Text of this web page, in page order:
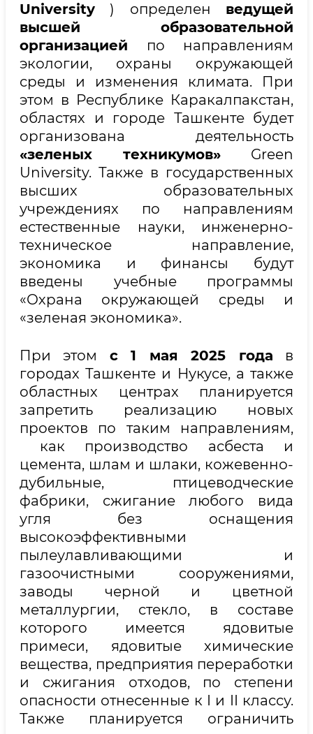
University ) определен ведущей
высшей образовательной
организацией по направлениям
экологии, охраны окружающей
среды и изменения климата. При
этом в Республике Каракалпакстан,
областях и городе Ташкенте будет
организована деятельность
«зеленых техникумов» Green
University. Также в государственных
высших образовательных
учреждениях по направлениям
естественные науки, инженерно-
техническое направление,
экономика и финансы будут
введены учебные программы
«Охрана окружающей среды и
«зеленая экономика».
При этом с 1 мая 2025 года в
городах Ташкенте и Нукусе, а также
областных центрах планируется
запретить реализацию новых
проектов по таким направлениям,
как производство асбеста и
цемента, шлам и шлаки, кожевенно-
дубильные, птицеводческие
фабрики, сжигание любого вида
угля без оснащения
высокоэффективными
пылеулавливающими и
газоочистными сооружениями,
заводы черной и цветной
металлургии, стекло, в составе
которого имеется ядовитые
примеси, ядовитые химические
вещества, предприятия переработки
и сжигания отходов, по степени
опасности отнесенные к I и II классу.
Также планируется ограничить